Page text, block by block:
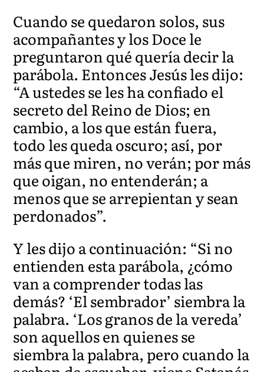
Cuando se quedaron solos, sus
acompañantes y los Doce le
preguntaron qué quería decir la
parábola. Entonces Jesús les dijo:
“A ustedes se les ha confiado el
secreto del Reino de Dios; en
cambio, a los que están fuera,
todo les queda oscuro; así, por
más que miren, no verán; por más
que oigan, no entenderán; a
menos que se arrepientan y sean
perdonados”.
Y les dijo a continuación: “Si no
entienden esta parábola, ¿cómo
van a comprender todas las
demás? ‘El sembrador’ siembra la
palabra. ‘Los granos de la vereda’
son aquellos en quienes se
siembra la palabra, pero cuando la